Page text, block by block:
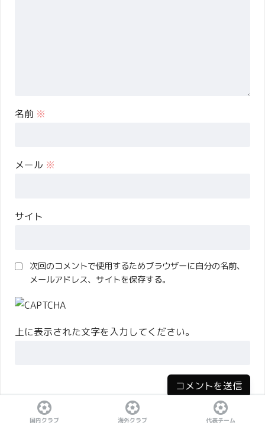
名前 ※
メール ※
サイト
次回のコメントで使用するためブラウザーに自分の名前、
メールアドレス、サイトを保存する。
上に表示された文字を入力してください。
国内クラブ 海外クラブ 代表チーム